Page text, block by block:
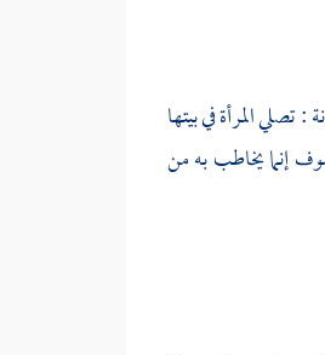
: تصلي المرأة في بيتها
إنما يخاطب به من